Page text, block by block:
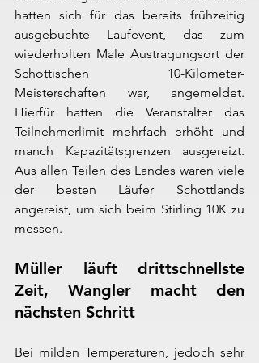
hatten sich für das bereits frühzeitig
ausgebuchte Laufevent, das zum
wiederholten Male Austragungsort der
Schottischen 10-Kilometer-
Meisterschaften war, angemeldet.
Hierfür hatten die Veranstalter das
Teilnehmerlimit mehrfach erhöht und
manch Kapazitätsgrenzen ausgereizt.
Aus allen Teilen des Landes waren viele
der besten Läufer Schottlands
angereist, um sich beim Stirling 10K zu
messen.
Müller läuft drittschnellste
Zeit, Wangler macht den
nächsten Schritt
Bei milden Temperaturen, jedoch sehr